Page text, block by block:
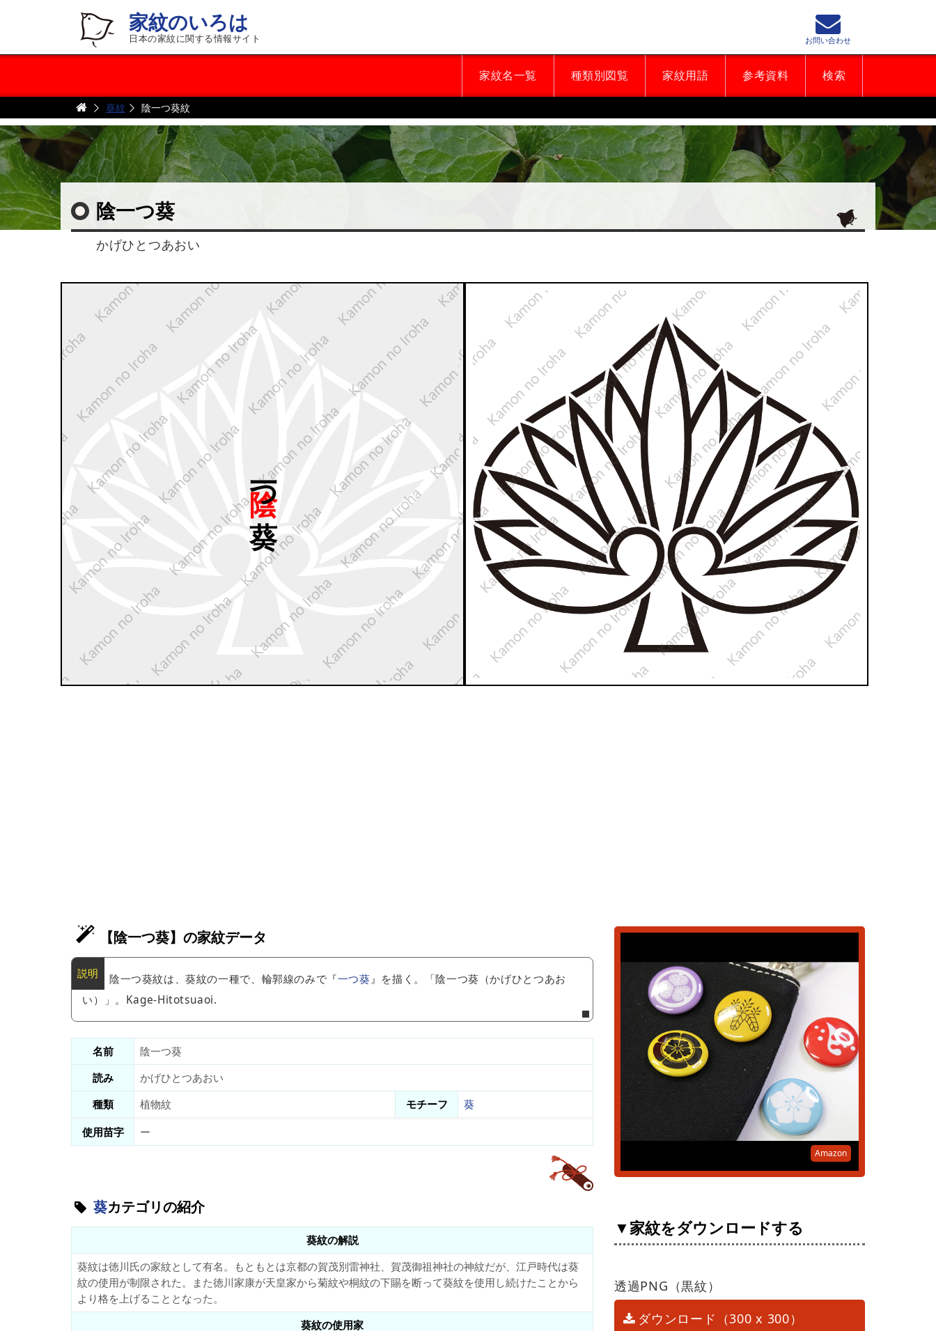
家紋のいろは
日本の家紋に関する情報サイト
家紋名一覧 種類別図覧 家紋用語 参考資料 検索
お問い合わせ
葵紋 陰一つ葵紋
陰一つ葵
かげひとつあおい
葵
【陰一つ葵】の家紋データ
陰一つ葵紋は、葵紋の一種で、輪郭線のみで『一つ葵』を描く。「陰一つ葵（かげひとつあお
い）」。Kage-Hitotsuaoi.
名前
陰一つ葵
読み
かげひとつあおい
種類
植物紋 モチーフ
葵
使用苗字
ー
葵カテゴリの紹介
葵紋の解説
葵紋は徳川氏の家紋として有名。もともとは京都の賀茂別雷神社、賀茂御祖神社の神紋だが、江戸時代は葵
紋の使用が制限された。また徳川家康が天皇家から菊紋や桐紋の下賜を断って葵紋を使用し続けたことから
より格を上げることとなった。
葵紋の使用家
Amazon
▼家紋をダウンロードする
透過PNG（黒紋）
ダウンロード（300 x 300）